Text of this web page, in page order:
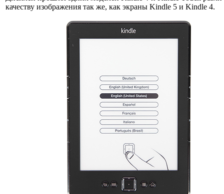
качеству изображения так же, как экраны Kindle 5 и Kindle 4.